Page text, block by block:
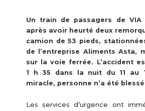
Un train de passagers de VIA
après avoir heurté deux
camion de 53 pieds,
de l’entreprise Aliments Asta,
sur la voie ferrée. L’accident
1 h 35 dans la nuit du 11 au
miracle, personne n’a été
Les services d’urgence ont